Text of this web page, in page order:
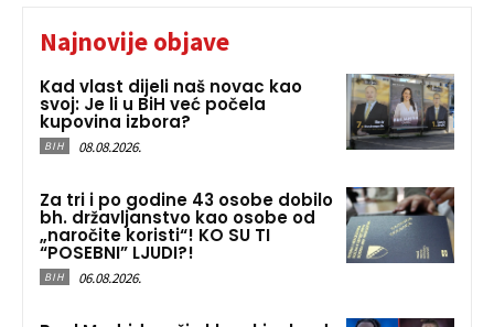
Najnovije objave
Kad vlast dijeli naš novac kao
svoj: Je li u BiH već počela
kupovina izbora?
BIH 08.08.2026.
Za tri i po godine 43 osobe dobilo
bh. državljanstvo kao osobe od
„naročite koristi“! KO SU TI
“POSEBNI” LJUDI?!
BIH 06.08.2026.